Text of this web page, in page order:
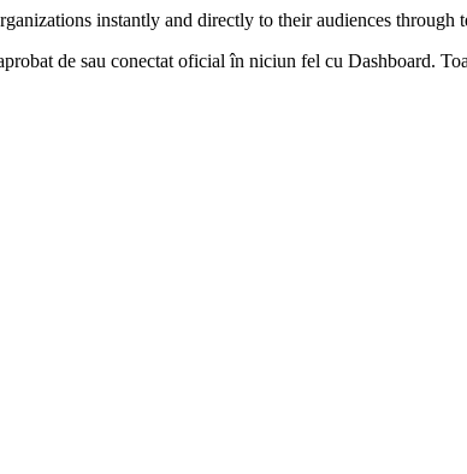
instantly and directly to their audiences through
de sau conectat oficial în niciun fel cu Dashboard.